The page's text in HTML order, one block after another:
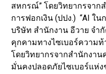
สหกรณ์” โดยวิทยากรจาก
การฟอกเงิน (ปปง.) “AI ใ
บริษัท สำนักงาน อีวาย จำ
คุกคามทางไซเบอร์ความ
โดยวิทยากรจากสำนักงา
มั่นคงปลอดภัยไซเบอร์แห่ง